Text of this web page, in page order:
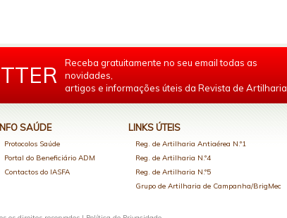
Receba gratuitamente no seu email todas as
novidades,
artigos e informações úteis da Revista de Artilharia.
SAÚDE
Protocolos Saúde
Portal do Beneficiário ADM
Contactos do IASFA
LINKS ÚTEIS
Reg. de Artilharia Antiaérea N.º1
Reg. de Artilharia N.º4
Reg. de Artilharia N.º5
Grupo de Artilharia de Campanha/BrigMec